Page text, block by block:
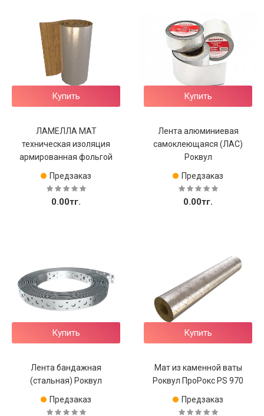
Купить
ЛАМЕЛЛА МАТ
техническая изоляция
армированная фольгой
Предзаказ
0.00тг.
Купить
Лента алюминиевая
самоклеющаяся (ЛАС)
Роквул
Предзаказ
0.00тг.
Купить
Лента бандажная
(стальная) Роквул
Предзаказ
Купить
Мат из каменной ваты
Роквул ПроРокс PS 970
Предзаказ